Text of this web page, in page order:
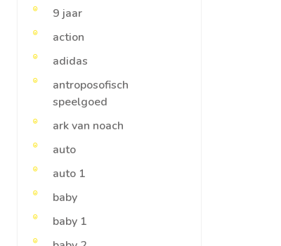
9 jaar
action
adidas
antroposofisch
speelgoed
ark van noach
auto
auto 1
baby
baby 1